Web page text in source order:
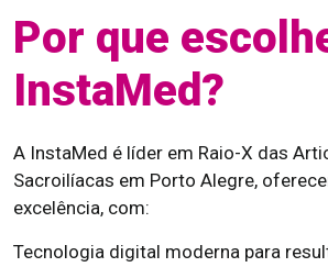
Por que
InstaMed?
A InstaMed é líder em Raio-X das
Sacroilíacas em Porto Alegre,
excelência, com:
Tecnologia digital moderna para